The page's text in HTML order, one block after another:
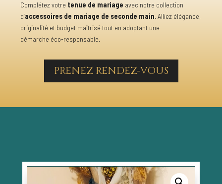
Complétez votre tenue de mariage avec notre collection
d’accessoires de mariage de seconde main. Alliez élégance,
originalité et budget maîtrisé tout en adoptant une
démarche éco-responsable.
PRENEZ RENDEZ-VOUS